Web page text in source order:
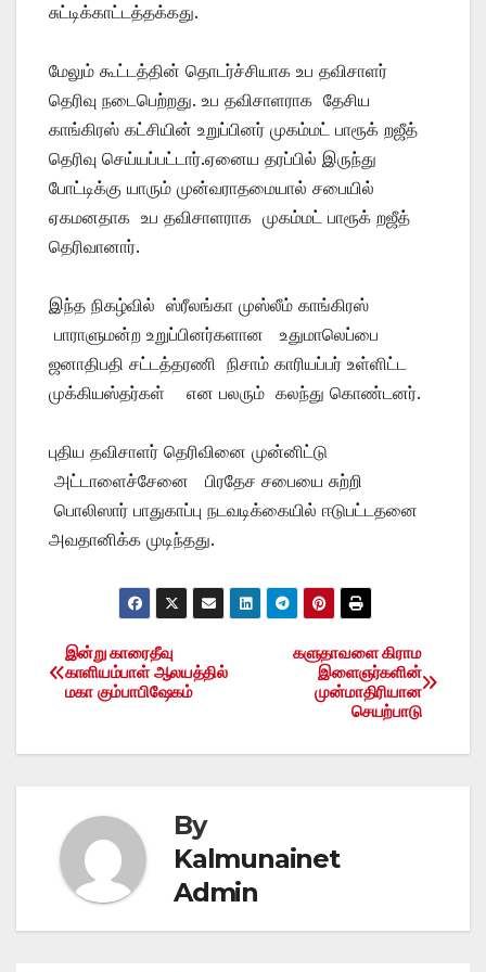
சுட்டிக்காட்டத்தக்கது.
மேலும் கூட்டத்தின் தொடர்ச்சியாக உப தவிசாளர்
தெரிவு நடைபெற்றது. உப தவிசாளராக தேசிய
காங்கிரஸ் கட்சியின் உறுப்பினர் முகம்மட் பாரூக் றஜீத்
தெரிவு செய்யப்பட்டார்.ஏனைய தரப்பில் இருந்து
போட்டிக்கு யாரும் முன்வராதமையால் சபையில்
ஏகமனதாக உப தவிசாளராக முகம்மட் பாரூக் றஜீத்
தெரிவானார்.
இந்த நிகழ்வில் ஸ்ரீலங்கா முஸ்லீம் காங்கிரஸ்
பாராளுமன்ற உறுப்பினர்களான உதுமாலெப்பை
ஜனாதிபதி சட்டத்தரணி நிசாம் காரியப்பர் உள்ளிட்ட
முக்கியஸ்தர்கள் என பலரும் கலந்து கொண்டனர்.
புதிய தவிசாளர் தெரிவினை முன்னிட்டு
அட்டாளைச்சேனை பிரதேச சபையை சுற்றி
பொலிஸார் பாதுகாப்பு நடவடிக்கையில் ஈடுபட்டதனை
அவதானிக்க முடிந்தது.
Post
navigation
களுதாவளை கிராம
இளைஞர்களின்
முன்மாதிரியான
செயற்பாடு
இன்று காரைதீவு
காளியம்பாள் ஆலயத்தில்
மகா கும்பாபிஷேகம்
By
Kalmunainet
Admin